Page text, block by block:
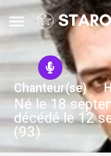
Chanteur(se)
Né le 18
décédé le 12
(93)